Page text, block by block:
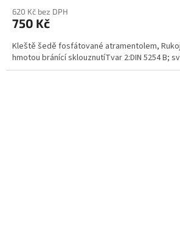
620 Kč bez DPH
750 Kč
Kleště šedě fosfátované atramentolem,
hmotou bránící sklouznutíTvar 2:DIN 5254 B;